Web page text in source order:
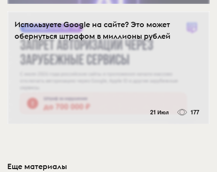
Используете Google на сайте? Это может
обернуться штрафом в миллионы рублей
21 Июл 177
Еще материалы